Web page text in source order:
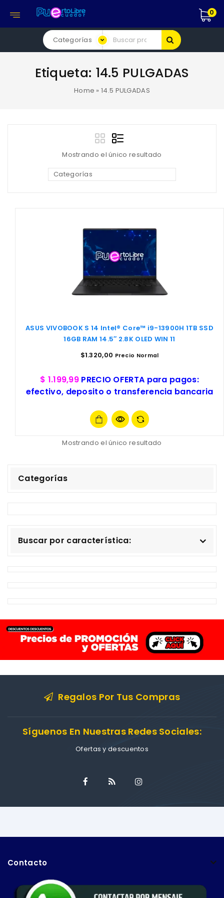
0
Etiqueta: 14.5 PULGADAS
Home »14.5 PULGADAS
Mostrando el único resultado
ASUS VIVOBOOK S 14 Intel® Core™ i9-13900H 1TB SSD
16GB RAM 14.5″ 2.8K OLED WIN 11
$1.320,00 Precio Normal
$ 1.199,99 PRECIO OFERTA para pagos:
efectivo, deposito o transferencia bancaria
Mostrando el único resultado
Categorías
Buscar por característica:
Regalos Por Tus Compras
Síguenos En Nuestras Redes Sociales:
Ofertas y descuentos
Contacto